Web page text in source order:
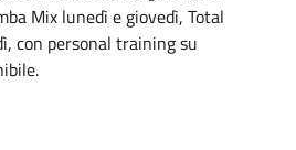
Mix lunedì e giovedì, Total
con personal training su